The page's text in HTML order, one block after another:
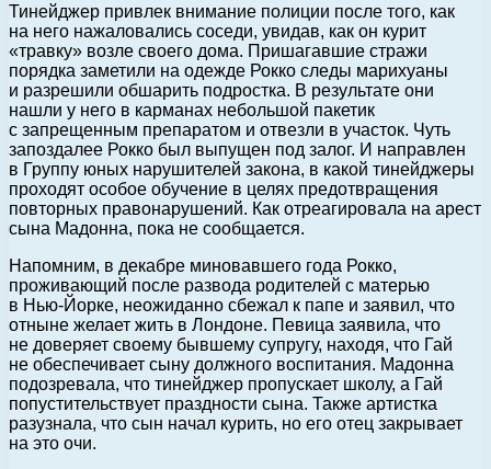
Тинейджер привлек внимание полиции после того, как
на него нажаловались соседи, увидав, как он курит
«травку» возле своего дома. Пришагавшие стражи
порядка заметили на одежде Рокко следы марихуаны
и разрешили обшарить подростка. В результате они
нашли у него в карманах небольшой пакетик
с запрещенным препаратом и отвезли в участок. Чуть
запоздалее Рокко был выпущен под залог. И направлен
в Группу юных нарушителей закона, в какой тинейджеры
проходят особое обучение в целях предотвращения
повторных правонарушений. Как отреагировала на арест
сына Мадонна, пока не сообщается.
Напомним, в декабре миновавшего года Рокко,
проживающий после развода родителей с матерью
в Нью-Йорке, неожиданно сбежал к папе и заявил, что
отныне желает жить в Лондоне. Певица заявила, что
не доверяет своему бывшему супругу, находя, что Гай
не обеспечивает сыну должного воспитания. Мадонна
подозревала, что тинейджер пропускает школу, а Гай
попустительствует праздности сына. Также артистка
разузнала, что сын начал курить, но его отец закрывает
на это очи.